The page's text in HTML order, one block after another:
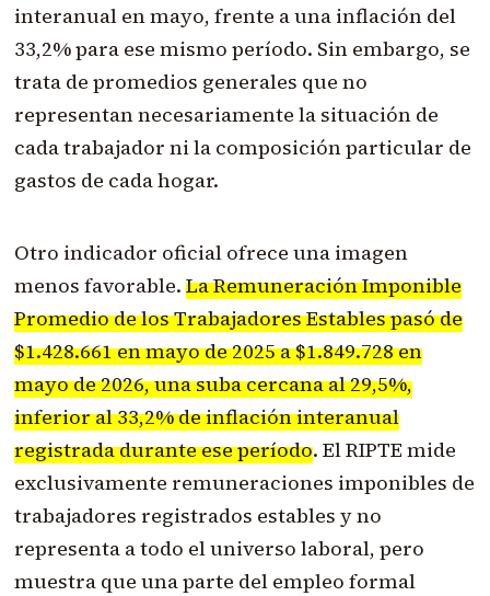
interanual en mayo, frente a una inflación del
33,2% para ese mismo período. Sin embargo, se
trata de promedios generales que no
representan necesariamente la situación de
cada trabajador ni la composición particular de
gastos de cada hogar.
Otro indicador oficial ofrece una imagen
menos favorable. La Remuneración Imponible
Promedio de los Trabajadores Estables pasó de
$1.428.661 en mayo de 2025 a $1.849.728 en
mayo de 2026, una suba cercana al 29,5%,
inferior al 33,2% de inflación interanual
registrada durante ese período. El RIPTE mide
exclusivamente remuneraciones imponibles de
trabajadores registrados estables y no
representa a todo el universo laboral, pero
muestra que una parte del empleo formal